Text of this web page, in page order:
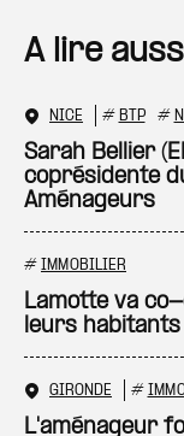
A lire
NICE # BTP #
Sarah Bellier
coprésidente
Aménageurs
# IMMOBILIER
Lamotte va
leurs
GIRONDE #
L'aménageur